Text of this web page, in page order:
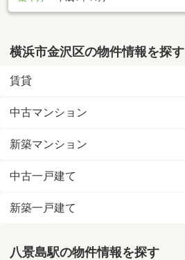
横浜市金沢区の物件情報を探す
賃貸
中古マンション
新築マンション
中古一戸建て
新築一戸建て
八景島駅の物件情報を探す